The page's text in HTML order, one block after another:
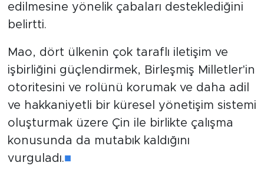
edilmesine yönelik çabaları desteklediğini
belirtti.
Mao, dört ülkenin çok taraflı iletişim ve
işbirliğini güçlendirmek, Birleşmiş Milletler'in
otoritesini ve rolünü korumak ve daha adil
ve hakkaniyetli bir küresel yönetişim sistemi
oluşturmak üzere Çin ile birlikte çalışma
konusunda da mutabık kaldığını
vurguladı.■